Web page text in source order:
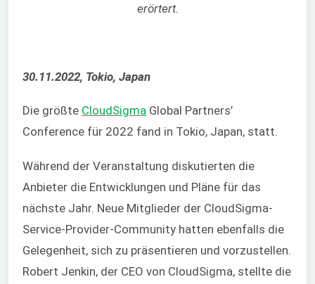
erörtert.
30.11.2022, Tokio, Japan
Die größte CloudSigma Global Partners’
Conference für 2022 fand in Tokio, Japan, statt.
Während der Veranstaltung diskutierten die
Anbieter die Entwicklungen und Pläne für das
nächste Jahr. Neue Mitglieder der CloudSigma-
Service-Provider-Community hatten ebenfalls die
Gelegenheit, sich zu präsentieren und vorzustellen.
Robert Jenkin, der CEO von CloudSigma, stellte die